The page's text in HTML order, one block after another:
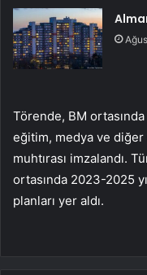
Törende, BM
eğitim, medya ve
muhtırası imzalandı.
ortasında 2023-2025
planları yer aldı.